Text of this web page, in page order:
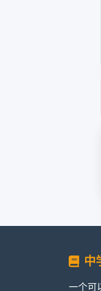
中
一个可